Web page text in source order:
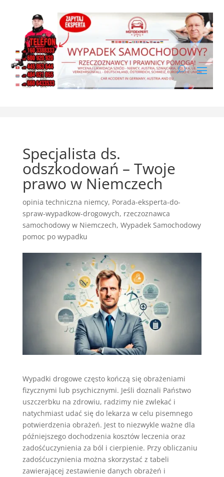
Specjalista ds.
odszkodowań – Twoje
prawo w Niemczech
opinia techniczna niemcy, Porada-eksperta-do-
spraw-wypadkow-drogowych, rzeczoznawca
samochodowy w Niemczech, Wypadek Samochodowy
pomoc po wypadku
Wypadki drogowe często kończą się obrażeniami
fizycznymi lub psychicznymi. Jeśli doznali Państwo
uszczerbku na zdrowiu, radzimy nie zwlekać i
natychmiast udać się do lekarza w celu pisemnego
potwierdzenia obrażeń. Jest to niezwykle ważne dla
późniejszego dochodzenia kosztów leczenia oraz
zadośćuczynienia za ból i cierpienie. Przy obliczaniu
zadośćuczynienia można skorzystać z tabeli
zawierającej zestawienie danych obrażeń i